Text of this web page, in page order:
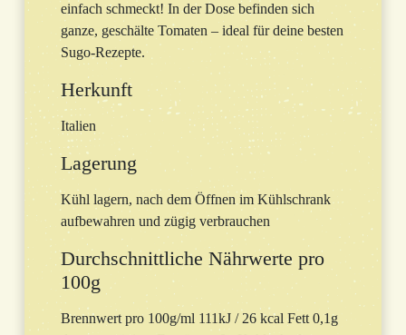
einfach schmeckt! In der Dose befinden sich
ganze, geschälte Tomaten – ideal für deine besten
Sugo-Rezepte.
Herkunft
Italien
Lagerung
Kühl lagern, nach dem Öffnen im Kühlschrank
aufbewahren und zügig verbrauchen
Durchschnittliche Nährwerte pro
100g
Brennwert pro 100g/ml 111kJ / 26 kcal Fett 0,1g